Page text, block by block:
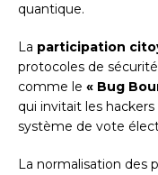
quantique.
La participation
protocoles de
comme le « Bug
qui invitait les
système de vote
La normalisation des